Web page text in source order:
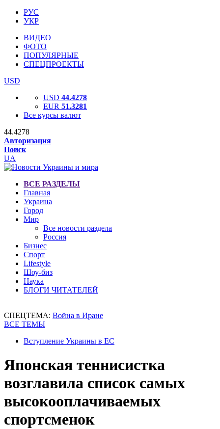
РУС
УКР
ВИДЕО
ФОТО
ПОПУЛЯРНЫЕ
СПЕЦПРОЕКТЫ
USD
USD 44.4278
EUR 51.3281
Все курсы валют
44.4278
Авторизация
Поиск
UA
ВСЕ РАЗДЕЛЫ
Главная
Украина
Город
Мир
Все новости раздела
Россия
Бизнес
Спорт
Lifestyle
Шоу-биз
Наука
БЛОГИ ЧИТАТЕЛЕЙ
СПЕЦТЕМА: Война в Иране
ВСЕ ТЕМЫ
Вступление Украины в ЕС
Японская теннисистка
возглавила список самых
высокооплачиваемых
спортсменок